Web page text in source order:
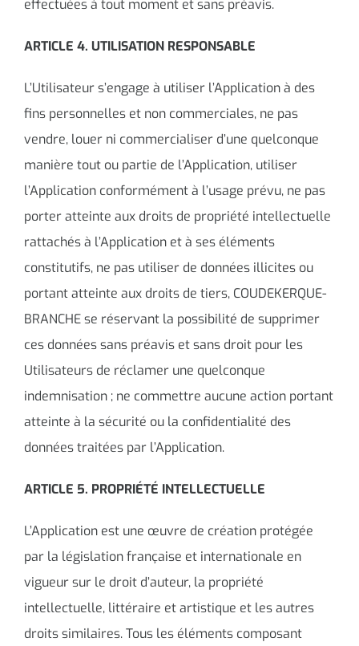
effectuées à tout moment et sans préavis.
ARTICLE 4. UTILISATION RESPONSABLE
L’Utilisateur s’engage à utiliser l’Application à des
fins personnelles et non commerciales, ne pas
vendre, louer ni commercialiser d’une quelconque
manière tout ou partie de l’Application, utiliser
l’Application conformément à l’usage prévu, ne pas
porter atteinte aux droits de propriété intellectuelle
rattachés à l’Application et à ses éléments
constitutifs, ne pas utiliser de données illicites ou
portant atteinte aux droits de tiers, COUDEKERQUE-
BRANCHE se réservant la possibilité de supprimer
ces données sans préavis et sans droit pour les
Utilisateurs de réclamer une quelconque
indemnisation ; ne commettre aucune action portant
atteinte à la sécurité ou la confidentialité des
données traitées par l’Application.
ARTICLE 5. PROPRIÉTÉ INTELLECTUELLE
L’Application est une œuvre de création protégée
par la législation française et internationale en
vigueur sur le droit d’auteur, la propriété
intellectuelle, littéraire et artistique et les autres
droits similaires. Tous les éléments composant